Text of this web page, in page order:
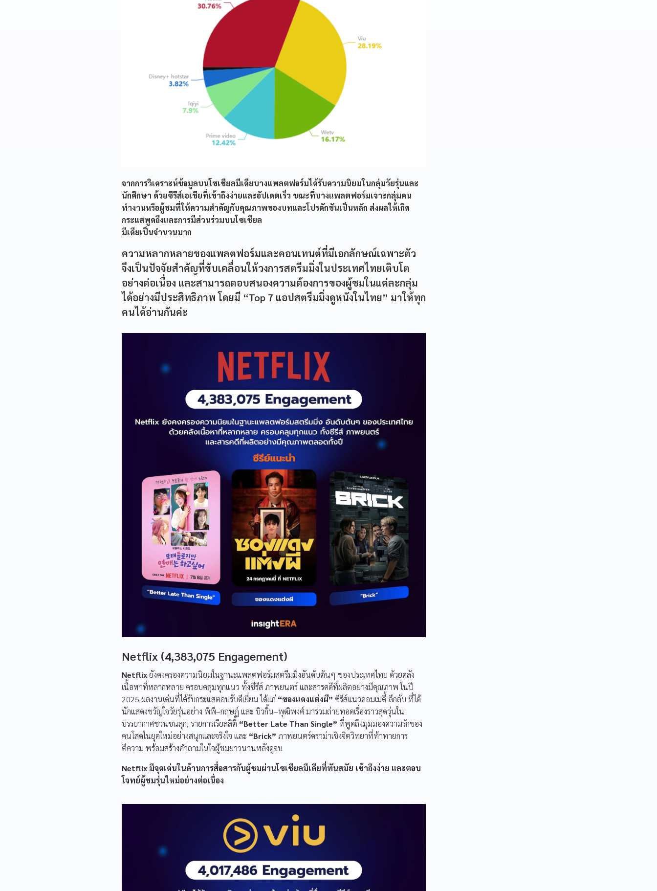
จากการวิเคราะห์ข้อมูลบนโซเชียลมีเดียบางแพลตฟอร์มได้รับความนิยมในกลุ่มวัยรุ่นและ
นักศึกษา ด้วยซีรีส์เอเชียที่เข้าถึงง่ายและอัปเดตเร็ว ขณะที่บางแพลตฟอร์มเจาะกลุ่มคน
ทำงานหรือผู้ชมที่ให้ความสำคัญกับคุณภาพของบทและโปรดักชันเป็นหลัก ส่งผลให้เกิด
กระแสพูดถึงและการมีส่วนร่วมบนโซเชียล
มีเดียเป็นจำนวนมาก
ความหลากหลายของแพลตฟอร์มและคอนเทนต์ที่มีเอกลักษณ์เฉพาะตัว
จึงเป็นปัจจัยสำคัญที่ขับเคลื่อนให้วงการสตรีมมิ่งในประเทศไทยเติบโต
อย่างต่อเนื่อง และสามารถตอบสนองความต้องการของผู้ชมในแต่ละกลุ่ม
ได้อย่างมีประสิทธิภาพ โดยมี “Top 7 แอปสตรีมมิ่งดูหนังในไทย” มาให้ทุก
คนได้อ่านกันค่ะ
Netflix (4,383,075 Engagement)
Netflixยังคงครองความนิยมในฐานะแพลตฟอร์มสตรีมมิ่งอันดับต้นๆ ของประเทศไทย ด้วยคลัง
เนื้อหาที่หลากหลาย ครอบคลุมทุกแนว ทั้งซีรีส์ ภาพยนตร์ และสารคดีที่ผลิตอย่างมีคุณภาพ ในปี
2025 ผลงานเด่นที่ได้รับกระแสตอบรับดีเยี่ยม ได้แก่ “ซองแดงแต่งผี” ซีรีส์แนวคอมเมดี้-ลึกลับ ที่ได้
นักแสดงขวัญใจวัยรุ่นอย่าง พีพี–กฤษฏ์ และ บิวกิ้น–พุฒิพงศ์ มาร่วมถ่ายทอดเรื่องราวสุดวุ่นใน
บรรยากาศชวนขนลุก, รายการเรียลลิตี้ “Better Late Than Single” ที่พูดถึงมุมมองความรักของ
คนโสดในยุคใหม่อย่างสนุกและจริงใจ และ “Brick” ภาพยนตร์ดราม่าเชิงจิตวิทยาที่ท้าทายการ
ตีความ พร้อมสร้างคำถามในใจผู้ชมยาวนานหลังดูจบ
Netflix มีจุดเด่นในด้านการสื่อสารกับผู้ชมผ่านโซเชียลมีเดียที่ทันสมัย เข้าถึงง่าย และตอบ
โจทย์ผู้ชมรุ่นใหม่อย่างต่อเนื่อง